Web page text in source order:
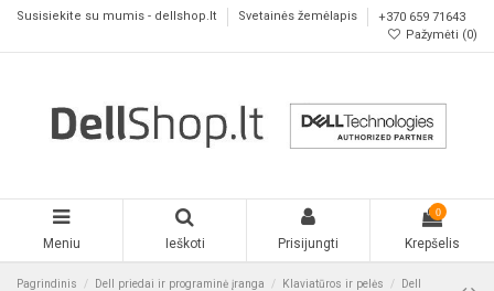
Susisiekite su mumis - dellshop.lt Svetainės žemėlapis
+370 659 71643
Pažymėti (0)
Meniu Ieškoti Prisijungti
0
Krepšelis
Pagrindinis Dell priedai ir programinė įranga Klaviatūros ir pelės
Dell